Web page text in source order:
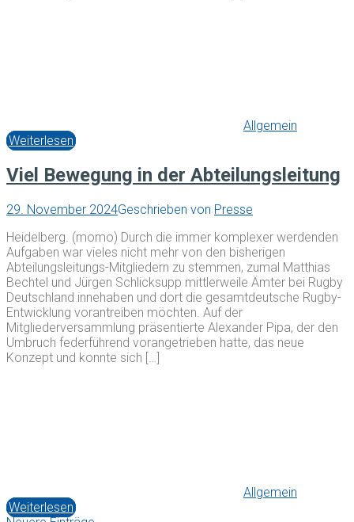
Allgemein
Weiterlesen
Viel Bewegung in der Abteilungsleitung
29. November 2024Geschrieben von Presse
Heidelberg. (momo) Durch die immer komplexer werdenden
Aufgaben war vieles nicht mehr von den bisherigen
Abteilungsleitungs-Mitgliedern zu stemmen, zumal Matthias
Bechtel und Jürgen Schlicksupp mittlerweile Ämter bei Rugby
Deutschland innehaben und dort die gesamtdeutsche Rugby-
Entwicklung vorantreiben möchten. Auf der
Mitgliederversammlung präsentierte Alexander Pipa, der den
Umbruch federführend vorangetrieben hatte, das neue
Konzept und konnte sich […]
Allgemein
Weiterlesen